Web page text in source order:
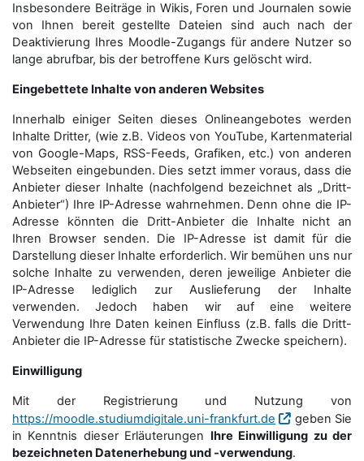
Insbesondere Beiträge in Wikis, Foren und Journalen sowie
von Ihnen bereit gestellte Dateien sind auch nach der
Deaktivierung Ihres Moodle-Zugangs für andere Nutzer so
lange abrufbar, bis der betroffene Kurs gelöscht wird.
Eingebettete Inhalte von anderen Websites
Innerhalb einiger Seiten dieses Onlineangebotes werden
Inhalte Dritter, (wie z.B. Videos von YouTube, Kartenmaterial
von Google-Maps, RSS-Feeds, Grafiken, etc.) von anderen
Webseiten eingebunden. Dies setzt immer voraus, dass die
Anbieter dieser Inhalte (nachfolgend bezeichnet als „Dritt-
Anbieter“) Ihre IP-Adresse wahrnehmen. Denn ohne die IP-
Adresse könnten die Dritt-Anbieter die Inhalte nicht an
Ihren Browser senden. Die IP-Adresse ist damit für die
Darstellung dieser Inhalte erforderlich. Wir bemühen uns nur
solche Inhalte zu verwenden, deren jeweilige Anbieter die
IP-Adresse lediglich zur Auslieferung der Inhalte
verwenden. Jedoch haben wir auf eine weitere
Verwendung Ihre Daten keinen Einfluss (z.B. falls die Dritt-
Anbieter die IP-Adresse für statistische Zwecke speichern).
Einwilligung
Mit der Registrierung und Nutzung von
https://moodle.studiumdigitale.uni-frankfurt.de
geben Sie
in Kenntnis dieser Erläuterungen Ihre Einwilligung zu der
bezeichneten Datenerhebung und -verwendung.